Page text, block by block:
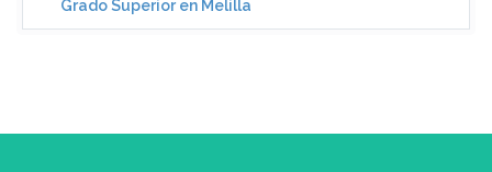
Grado Superior en Melilla